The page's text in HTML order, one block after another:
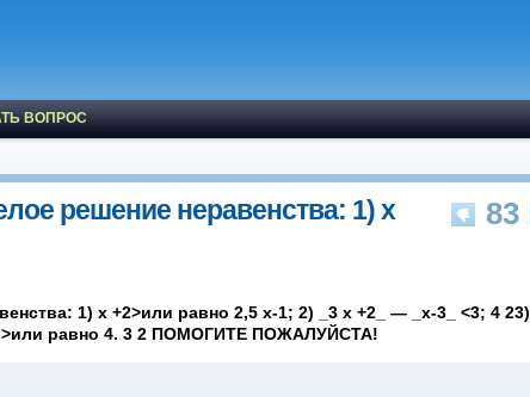
ВОПРОС
83
решение неравенства: 1) х
1) х +2>или равно 2,5 х-1; 2) _3 х +2_ — _х-3_ <3; 4 23)
>или равно 4. 3 2 ПОМОГИТЕ ПОЖАЛУЙСТА!